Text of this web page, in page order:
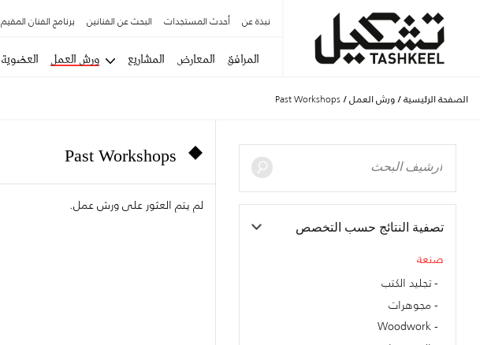
نبذة عن أحدث المستجدات البحث عن الفنانين برنامج الفنان المقيم
المرافق المعارض المشاريع ورش العمل العضوية
الصفحة الرئيسية / ورش العمل /
Past Workshops
تصفية النتائج حسب التخصص
صنعة
تجليد الكتب
مجوهرات
Woodwork
Past Workshops
لم يتم العثور على ورش عمل.